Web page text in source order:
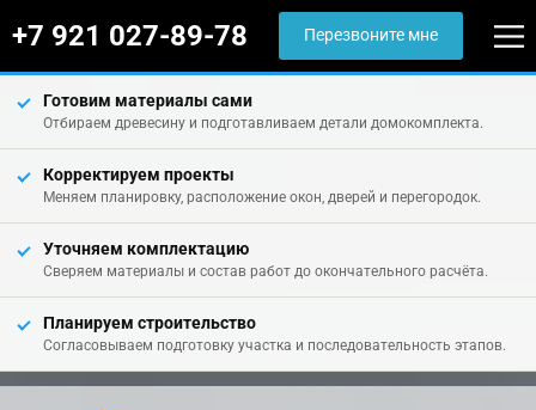
+7 921 027-89-78 Перезвоните мне
Готовим материалы сами
Отбираем древесину и подготавливаем детали домокомплекта.
Корректируем проекты
Меняем планировку, расположение окон, дверей и перегородок.
Уточняем комплектацию
Сверяем материалы и состав работ до окончательного расчёта.
Планируем строительство
Согласовываем подготовку участка и последовательность этапов.